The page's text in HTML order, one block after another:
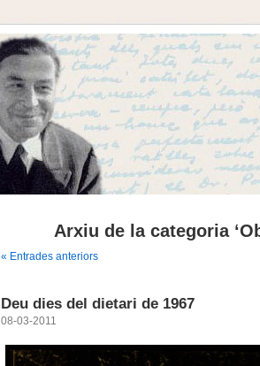
Arxiu de la categoria
« Entrades anteriors
Deu dies del dietari de 1967
08-03-2011